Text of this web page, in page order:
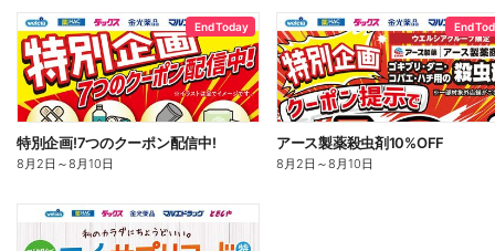
End Today
特別企画!7つのクーポン配信中!
8月2日 ～8月10日
End
アース製薬殺虫剤10%OFF
8月2日 ～8月10日